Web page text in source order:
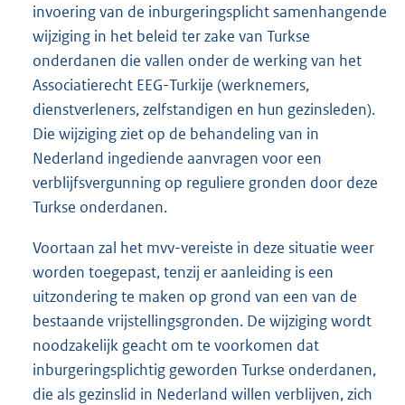
invoering van de inburgeringsplicht samenhangende
wijziging in het beleid ter zake van Turkse
onderdanen die vallen onder de werking van het
Associatierecht EEG-Turkije (werknemers,
dienstverleners, zelfstandigen en hun gezinsleden).
Die wijziging ziet op de behandeling van in
Nederland ingediende aanvragen voor een
verblijfsvergunning op reguliere gronden door deze
Turkse onderdanen.
Voortaan zal het mvv-vereiste in deze situatie weer
worden toegepast, tenzij er aanleiding is een
uitzondering te maken op grond van een van de
bestaande vrijstellingsgronden. De wijziging wordt
noodzakelijk geacht om te voorkomen dat
inburgeringsplichtig geworden Turkse onderdanen,
die als gezinslid in Nederland willen verblijven, zich